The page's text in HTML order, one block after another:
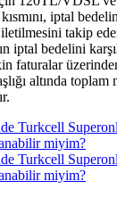
iptal
takip
iptal bedelini
faturalar
altında
Turkcell
miyim?
Turkcell
miyim?